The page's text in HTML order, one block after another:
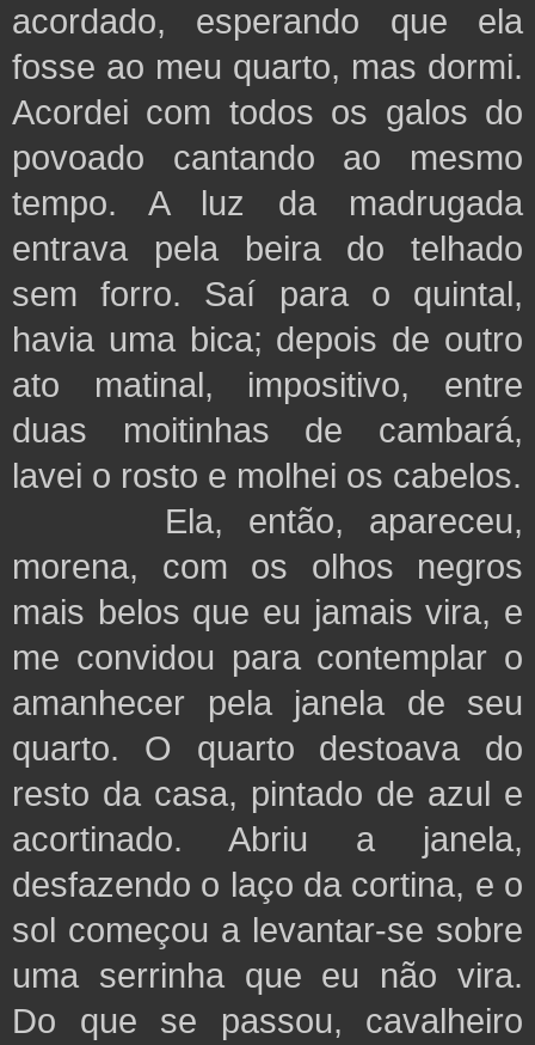
acordado, esperando que ela
fosse ao meu quarto, mas dormi.
Acordei com todos os galos do
povoado cantando ao mesmo
tempo. A luz da madrugada
entrava pela beira do telhado
sem forro. Saí para o quintal,
havia uma bica; depois de outro
ato matinal, impositivo, entre
duas moitinhas de cambará,
lavei o rosto e molhei os cabelos.
Ela, então, apareceu,
morena, com os olhos negros
mais belos que eu jamais vira, e
me convidou para contemplar o
amanhecer pela janela de seu
quarto. O quarto destoava do
resto da casa, pintado de azul e
acortinado. Abriu a janela,
desfazendo o laço da cortina, e o
sol começou a levantar-se sobre
uma serrinha que eu não vira.
Do que se passou, cavalheiro